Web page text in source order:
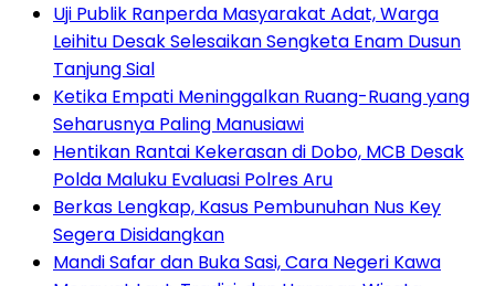
Uji Publik Ranperda Masyarakat Adat, Warga
Leihitu Desak Selesaikan Sengketa Enam Dusun
Tanjung Sial
Ketika Empati Meninggalkan Ruang-Ruang yang
Seharusnya Paling Manusiawi
Hentikan Rantai Kekerasan di Dobo, MCB Desak
Polda Maluku Evaluasi Polres Aru
Berkas Lengkap, Kasus Pembunuhan Nus Key
Segera Disidangkan
Mandi Safar dan Buka Sasi, Cara Negeri Kawa